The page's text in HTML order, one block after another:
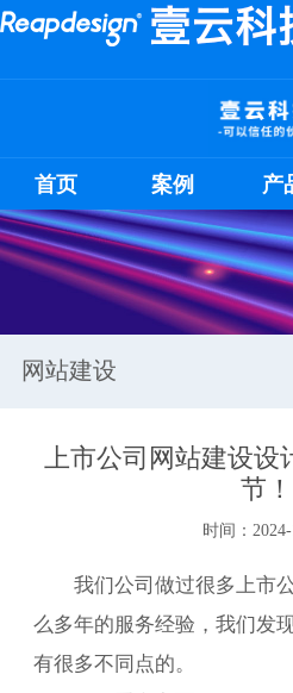
首页 案例 产
网站建设
上市公司网站建设
节！
时间：2024-
我们公司做过很多上市
么多年的服务经验，我们发
有很多不同点的。